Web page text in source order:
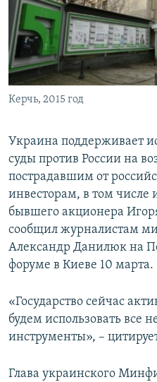
КРЫМ.НЕПОКОРЕННЫЙ
ELIFBE
УКРАИНСКАЯ ПРОБЛЕМА
Все сайты RFE/RL
Керчь, 2015 год
Украина поддерживает
суды против России на
пострадавшим от
инвесторам, в том числе
бывшего акционера
сообщил журналистам
Александр Данилюк на
форуме в Киеве 10 марта.
«Государство сейчас
будем использовать все
инструменты», –
Глава украинского